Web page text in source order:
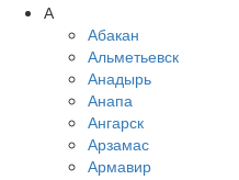
А
Абакан
Альметьевск
Анадырь
Анапа
Ангарск
Арзамас
Армавир